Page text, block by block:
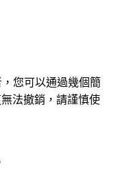
您可以通過幾個簡
法撤銷，請謹慎使